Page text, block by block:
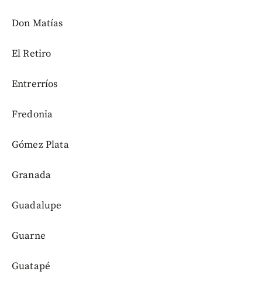
Don Matías
El Retiro
Entrerríos
Fredonia
Gómez Plata
Granada
Guadalupe
Guarne
Guatapé